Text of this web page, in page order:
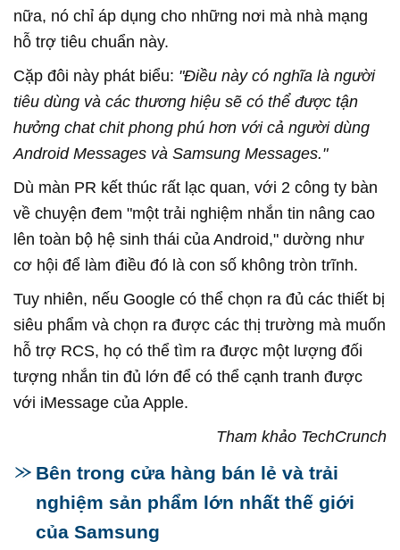
nữa, nó chỉ áp dụng cho những nơi mà nhà mạng
hỗ trợ tiêu chuẩn này.
Cặp đôi này phát biểu: "Điều này có nghĩa là người
tiêu dùng và các thương hiệu sẽ có thể được tận
hưởng chat chit phong phú hơn với cả người dùng
Android Messages và Samsung Messages."
Dù màn PR kết thúc rất lạc quan, với 2 công ty bàn
về chuyện đem "một trải nghiệm nhắn tin nâng cao
lên toàn bộ hệ sinh thái của Android," dường như
cơ hội để làm điều đó là con số không tròn trĩnh.
Tuy nhiên, nếu Google có thể chọn ra đủ các thiết bị
siêu phẩm và chọn ra được các thị trường mà muốn
hỗ trợ RCS, họ có thể tìm ra được một lượng đối
tượng nhắn tin đủ lớn để có thể cạnh tranh được
với iMessage của Apple.
Tham khảo TechCrunch
Bên trong cửa hàng bán lẻ và trải
nghiệm sản phẩm lớn nhất thế giới
của Samsung